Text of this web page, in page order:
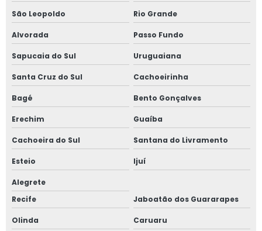
Serviço de projetos nr 12
Serviço de reconstituição de prontuário nr 13
Serviço de regulamentação nr 12
Serviço de teste de estanqueidade
Serviço de treinamentos de nr 12
Serviço de treinamentos de nr 13
Sistema de detecção de amônia
Sistema de ventilação para amônia
Teste de estanqueidade em vasos de pressão
São Leopoldo Rio Grande
Alvorada Passo Fundo
Sapucaia do Sul Uruguaiana
Santa Cruz do Sul Cachoeirinha
Bagé Bento Gonçalves
Erechim Guaíba
Cachoeira do Sul Santana do Livramento
Esteio Ijuí
Alegrete
Recife
Jaboatão dos Guararapes
Olinda Caruaru